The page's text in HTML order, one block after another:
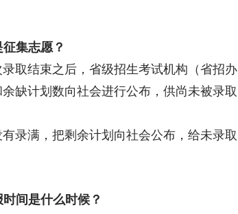
集志愿？
结束之后，省级招生考试机构（省招办
缺计划数向社会进行公布，供尚未被录取
满，把剩余计划向社会公布，给未录取
间是什么时候？